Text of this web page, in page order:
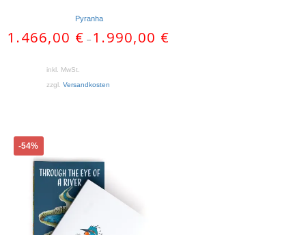
Pyranha
1.466,00 € – 1.990,00 €
inkl. MwSt.
zzgl. Versandkosten
-54%